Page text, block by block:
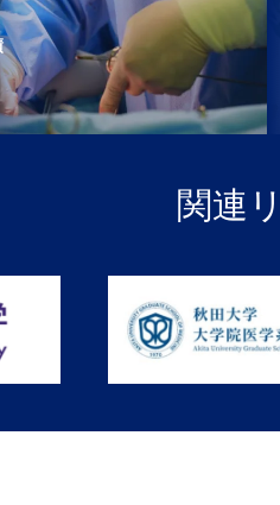
関連